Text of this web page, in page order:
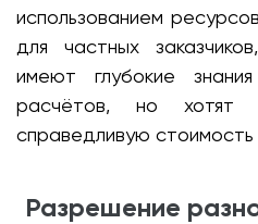
использованием
для частных
имеют глубокие
расчётов, но хотят
справедливую стоимость
Разрешение